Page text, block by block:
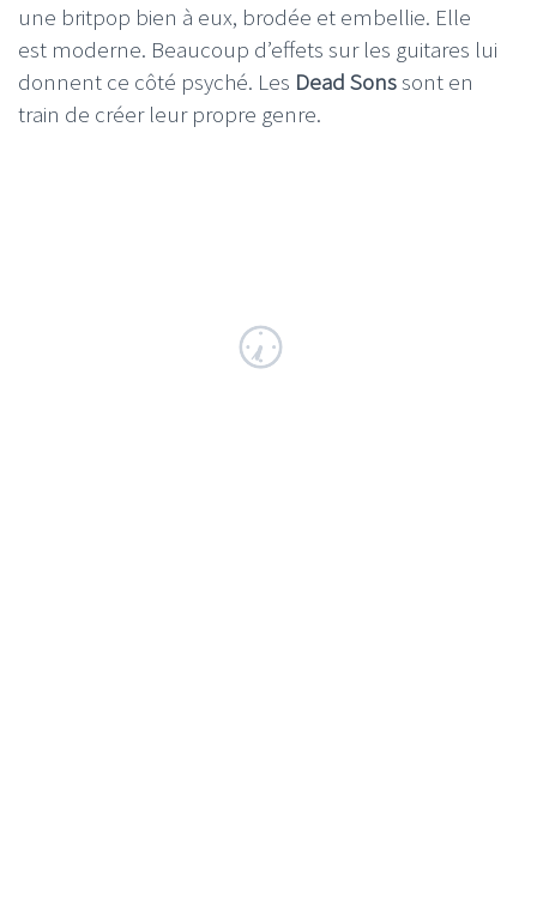
une britpop bien à eux, brodée et embellie. Elle
est moderne. Beaucoup d’effets sur les guitares lui
donnent ce côté psyché. Les Dead Sonssont en
train de créer leur propre genre.